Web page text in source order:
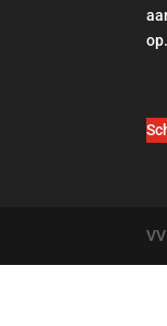
op.